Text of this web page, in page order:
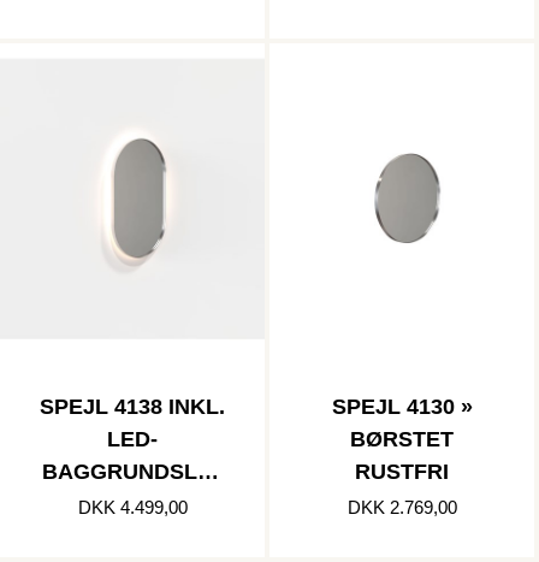
SPEJL 4138 INKL.
LED-
BAGGRUNDSLYS
» BØRSTET
DKK 4.499,00
SPEJL 4130 »
BØRSTET
RUSTFRI
DKK 2.769,00